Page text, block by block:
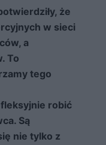
że
w sieci
a
To
tego
robić
Są
nie tylko z